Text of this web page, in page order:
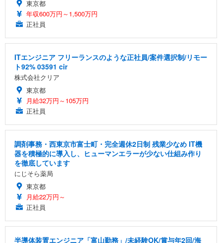
東京都
年収600万円～1,500万円
正社員
ITエンジニア フリーランスのような正社員/案件選択制/リモー
ト92% 03591 cir
株式会社クリア
東京都
月給32万円～105万円
正社員
調剤事務・西東京市富士町・完全週休2日制 残業少なめ IT機
器を積極的に導入し、ヒューマンエラーが少ない仕組み作り
を徹底しています
にじそら薬局
東京都
月給22万円～
正社員
半導体装置エンジニア「富山勤務」/未経験OK/賞与年2回/海